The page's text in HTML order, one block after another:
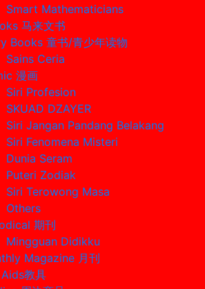
Smart Mathematicians
马来文书
Books 童书/青少年读物
Sains Ceria
漫画
Siri Profesion
SKUAD DZAYER
Siri Jangan Pandang Belakang
Siri Fenomena Misteri
Dunia Seram
Puteri Zodiak
Siri Terowong Masa
Others
期刊
Mingguan Didikku
Magazine 月刊
教具